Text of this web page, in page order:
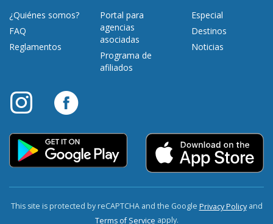
¿Quiénes somos?
FAQ
Reglamentos
Portal para
agencias
asociadas
Programa de
afiliados
Especial
Destinos
Noticias
This site is protected by reCAPTCHA and the Google Privacy Policyand
Terms of Service apply.